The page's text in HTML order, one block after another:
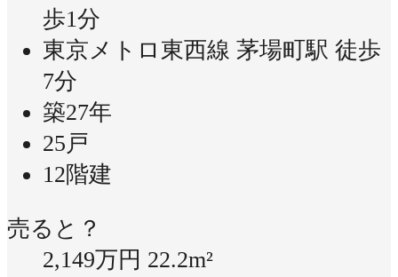
歩1分
東京メトロ東西線 茅場町駅 徒歩
7分
築27年
25戸
12階建
売ると？
2,149万円 22.2m²